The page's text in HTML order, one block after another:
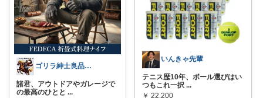
ゴリラ紳士良品図鑑🦍経由購入感謝です！
諸君、アウトドアやガレージで
の最高のひとと ...
いんきゃ先輩
テニス歴10年、ボール選びはい
つもこれ一択 ...
￥ 22,200